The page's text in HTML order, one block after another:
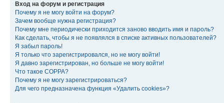
Вход на форум и регистрация
Почему я не могу войти на форум?
Зачем вообще нужна регистрация?
Почему мне периодически приходится заново вводить имя и пароль?
Как сделать, чтобы я не появлялся в списке активных пользователей?
Я забыл пароль!
Я только что зарегистрировался, но не могу войти!
Я давно зарегистрирован, но больше не могу войти!
Что такое COPPA?
Почему я не могу зарегистрироваться?
Для чего предназначена функция «Удалить cookies»?